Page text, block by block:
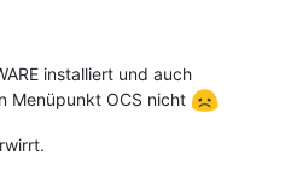
installiert und auch
Menüpunkt OCS nicht